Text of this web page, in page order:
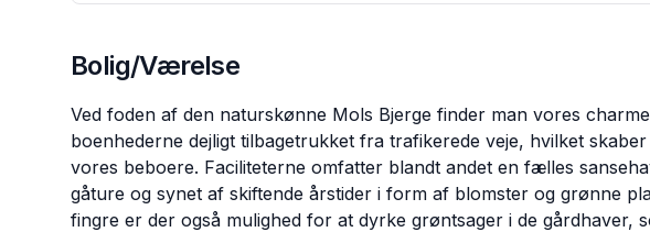
Bolig/Værelse
Ved foden af den naturskønne Mols Bjerge finder man vores
boenhederne dejligt tilbagetrukket fra trafikerede veje, hvilket
vores beboere. Faciliteterne omfatter blandt andet en fælles
gåture og synet af skiftende årstider i form af blomster og grønne
fingre er der også mulighed for at dyrke grøntsager i de gårdhaver,